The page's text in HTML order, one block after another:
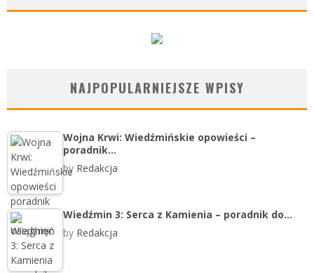
NAJPOPULARNIEJSZE WPISY
Wojna Krwi: Wiedźmińskie opowieści –
poradnik…
by Redakcja
Wiedźmin 3: Serca z Kamienia – poradnik do…
by Redakcja